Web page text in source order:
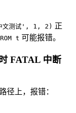
文测试', 1, 2) 正
t 可能报错。
FATAL 中断
径上，报错：